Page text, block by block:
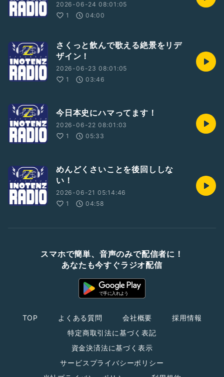
2026-06-24 08:01:05
1
04:00
さくっと飲んで歌える絶景をリデ
ザイン！
2026-06-23 08:01:05
1
03:46
今日本史にハマってます！
2026-06-22 08:01:03
1
05:33
めんどくさいことを後回ししな
い！
2026-06-21 05:14:46
1
04:58
スマホで簡単、音声のみで配信者に！
あなたも今すぐラジオ配信
TOP よくある質問 会社概要
採用情報
特定商取引法に基づく表記
資金決済法に基づく表示
サービスプライバシーポリシー